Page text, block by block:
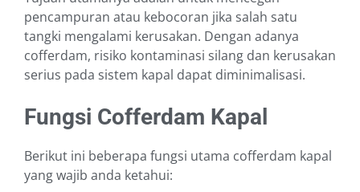
pencampuran atau kebocoran jika salah satu
tangki mengalami kerusakan. Dengan adanya
cofferdam, risiko kontaminasi silang dan kerusakan
serius pada sistem kapal dapat diminimalisasi.
Fungsi Cofferdam Kapal
Berikut ini beberapa fungsi utama cofferdam kapal
yang wajib anda ketahui: